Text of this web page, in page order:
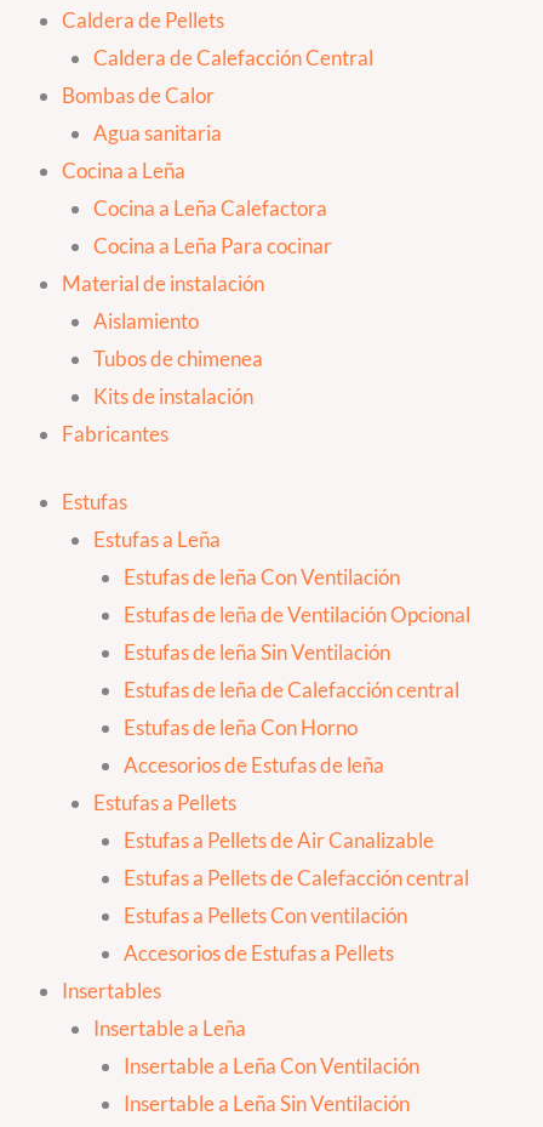
Caldera de Pellets
Caldera de Calefacción Central
Bombas de Calor
Agua sanitaria
Cocina a Leña
Cocina a Leña Calefactora
Cocina a Leña Para cocinar
Material de instalación
Aislamiento
Tubos de chimenea
Kits de instalación
Fabricantes
Estufas
Estufas a Leña
Estufas de leña Con Ventilación
Estufas de leña de Ventilación Opcional
Estufas de leña Sin Ventilación
Estufas de leña de Calefacción central
Estufas de leña Con Horno
Accesorios de Estufas de leña
Estufas a Pellets
Estufas a Pellets de Air Canalizable
Estufas a Pellets de Calefacción central
Estufas a Pellets Con ventilación
Accesorios de Estufas a Pellets
Insertables
Insertable a Leña
Insertable a Leña Con Ventilación
Insertable a Leña Sin Ventilación